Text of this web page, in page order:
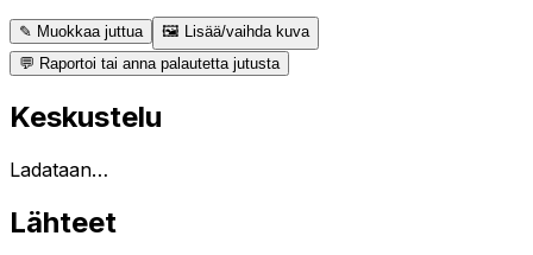
✎ Muokkaa juttua
🖼 Lisää/vaihda kuva
💬 Raportoi tai anna palautetta jutusta
Keskustelu
Ladataan…
Lähteet